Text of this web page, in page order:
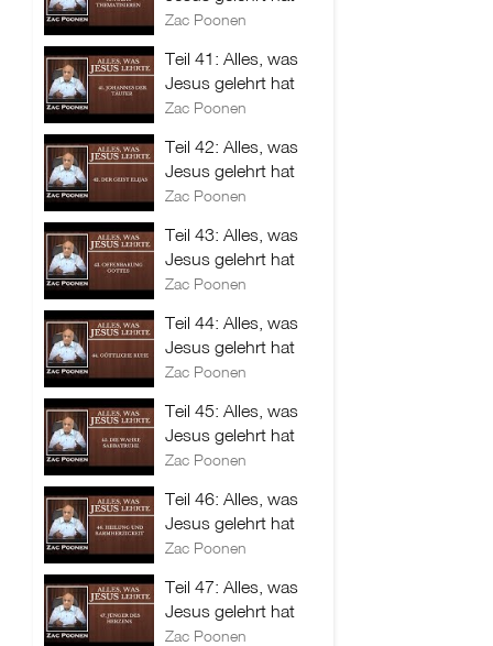
Zac Poonen
Teil 41: Alles, was
Jesus gelehrt hat
Zac Poonen
Teil 42: Alles, was
Jesus gelehrt hat
Zac Poonen
Teil 43: Alles, was
Jesus gelehrt hat
Zac Poonen
Teil 44: Alles, was
Jesus gelehrt hat
Zac Poonen
Teil 45: Alles, was
Jesus gelehrt hat
Zac Poonen
Teil 46: Alles, was
Jesus gelehrt hat
Zac Poonen
Teil 47: Alles, was
Jesus gelehrt hat
Zac Poonen